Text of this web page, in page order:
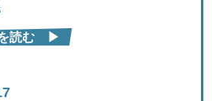
読む ▶︎